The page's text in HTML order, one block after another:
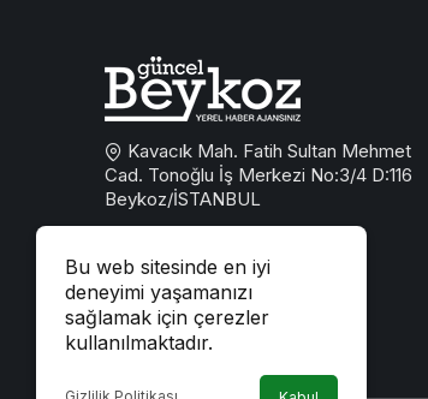
Bu web sitesinde en iyi
deneyimi yaşamanızı
sağlamak için çerezler
kullanılmaktadır.
Kavacık Mah. Fatih Sultan Mehmet
Cad. Tonoğlu İş Merkezi No:3/4 D:116
Beykoz/İSTANBUL
beykozguncel@gmail.com
iletisim@beykozguncel.com